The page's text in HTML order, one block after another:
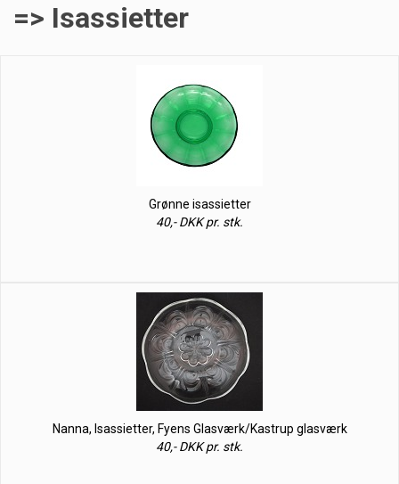
=> Isassietter
Grønne isassietter
40,- DKK pr. stk.
Nanna, Isassietter, Fyens Glasværk/Kastrup glasværk
40,- DKK pr. stk.